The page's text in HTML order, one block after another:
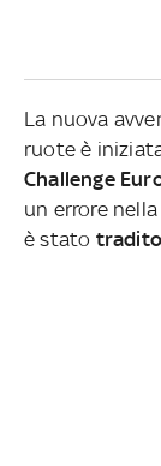
La nuova
ruote è
Challenge
un errore
è stato